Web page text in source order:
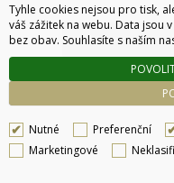
Tyhle cookies nejsou pro tisk,
váš zážitek na webu. Data jsou
bez obav. Souhlasíte s naším
Nutné Preferenční
Marketingové